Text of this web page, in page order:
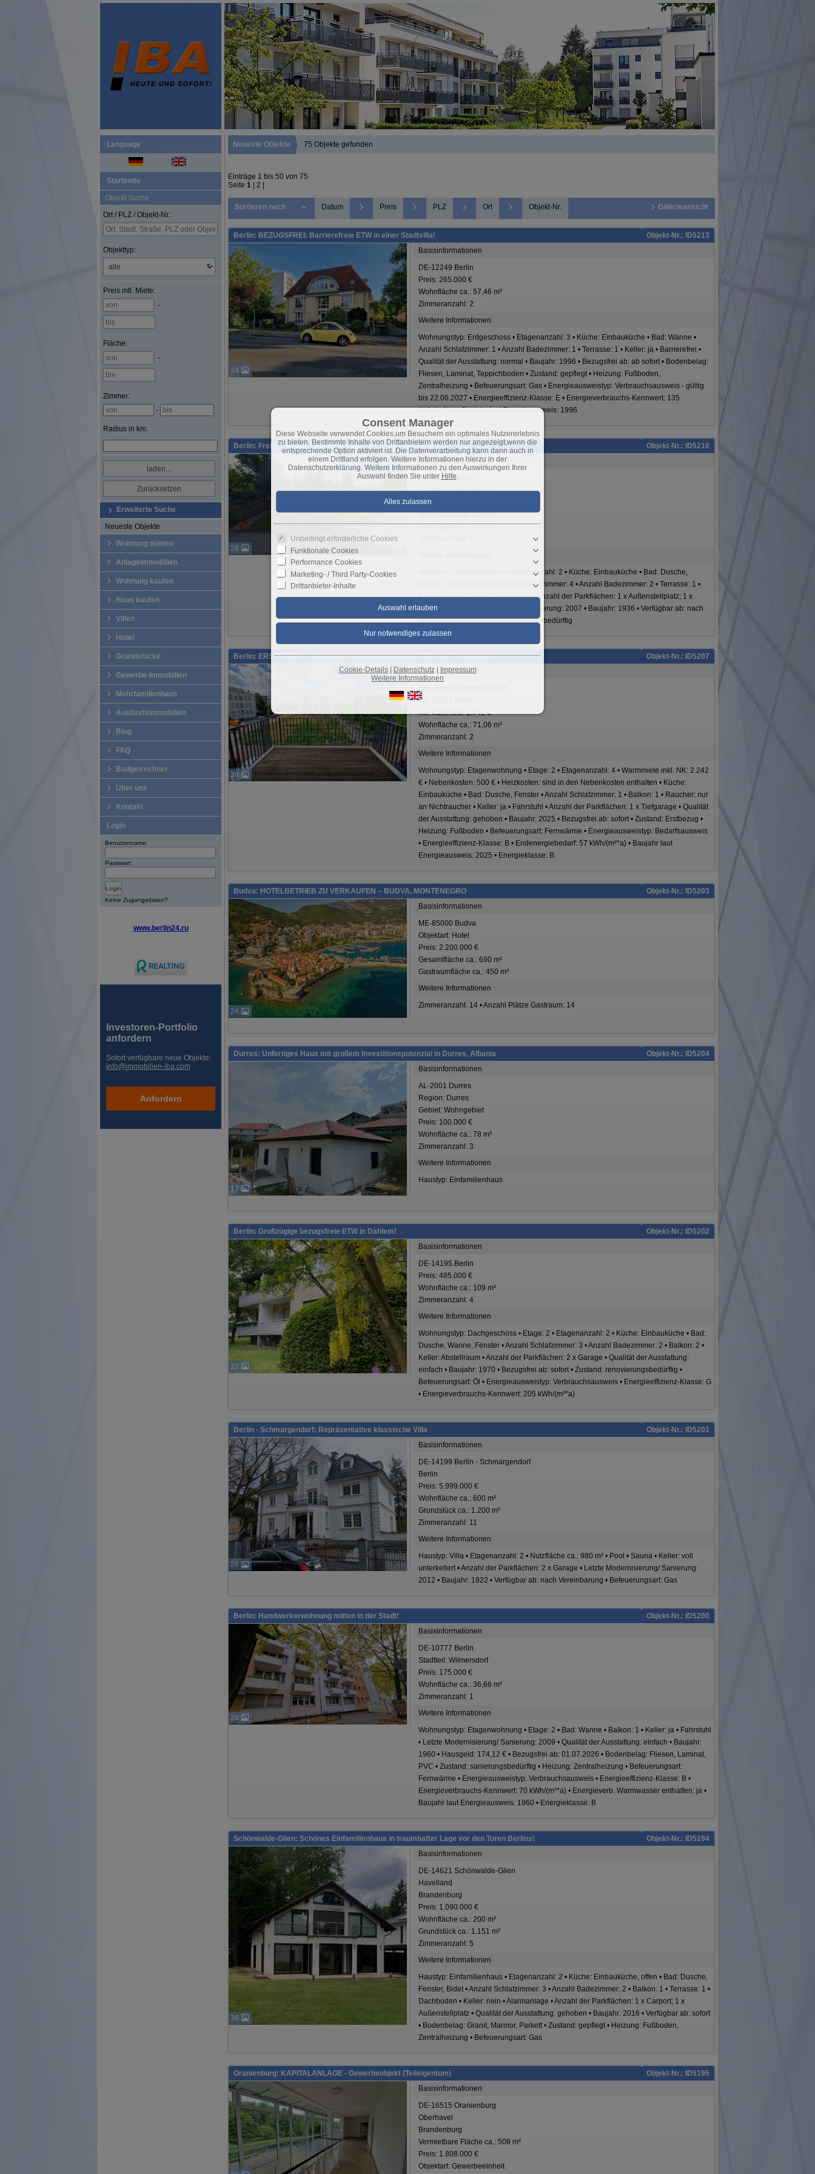
Language
Startseite
Objekt Suche
Ort / PLZ / Objekt-Nr.:
Objekttyp:
Preis mtl. Miete:
-
Fläche:
-
Zimmer:
-
Radius in km:
Erweiterte Suche
Neueste Objekte
Wohnung mieten
Anlageimmobilien
Wohnung kaufen
Haus kaufen
Villen
Hotel
Grundstücke
Gewerbe-Immobilien
Mehrfamilienhaus
Auslandsimmobilien
Blog
FAQ
Budgetrechner
Über uns
Kontakt
Login
Benutzername:
Passwort:
Keine Zugangsdaten?
www.berlin24.ru
Investoren-Portfolio
anfordern
Sofort verfügbare neue Objekte:
info@immobilien-iba.com
Anfordern
Neueste Objekte 75 Objekte gefunden
Einträge 1 bis 50 von 75
Seite 1 2
Sortieren nach Datum Preis PLZ Ort Objekt-Nr. Galerieansicht
Berlin: BEZUGSFREI: Barrierefreie ETW in einer Stadtvilla! Objekt-Nr.: ID5213
34
Basisinformationen
DE-12249 Berlin
Preis: 265.000 €
Wohnfläche ca.: 57,46 m²
Zimmeranzahl: 2
Weitere Informationen
Wohnungstyp: Erdgeschoss • Etagenanzahl: 3 • Küche: Einbauküche • Bad: Wanne •
Anzahl Schlafzimmer: 1 • Anzahl Badezimmer: 1 • Terrasse: 1 • Keller: ja • Barrierefrei •
Qualität der Ausstattung: normal • Baujahr: 1996 • Bezugsfrei ab: ab sofort • Bodenbelag:
Fliesen, Laminat, Teppichboden • Zustand: gepflegt • Heizung: Fußboden,
Zentralheizung • Befeuerungsart: Gas • Energieausweistyp: Verbrauchsausweis - gültig
bis 22.06.2027 • Energieeffizienz-Klasse: E • Energieverbrauchs-Kennwert: 135
kWh/(m²*a) • Baujahr laut Energieausweis: 1996
Berlin: Freistehendes Einfamilienhaus auf Eckgrundstück Objekt-Nr.: ID5210
28
Basisinformationen
DE-13435 Berlin
Stadtteil: Reinickendorf
Preis: 600.000 €
Wohnfläche ca.: 105 m²
Grundstück ca.: 675 m²
Haustyp: Einfamilienhaus • Etagenanzahl: 2 • Küche: Einbauküche • Bad: Dusche,
Wanne, Fenster, Bidet • Anzahl Schlafzimmer: 4 • Anzahl Badezimmer: 2 • Terrasse: 1 •
Kamin • Keller: nein • Alarmanlage • Anzahl der Parkflächen: 1 x Außenstellplatz; 1 x
Garage • Letzte Modernisierung/ Sanierung: 2007 • Baujahr: 1936 • Verfügbar ab: nach
Vereinbarung • Zustand: renovierungsbedürftig
Berlin: ERSTBEZUG - Attraktive Neubauwohnung mit EBK und TG-Stellplatz! Objekt-Nr.: ID5207
36
Basisinformationen
DE-14167 Berlin
mtl. Kaltmiete: 1.742 €
Wohnfläche ca.: 71,06 m²
Zimmeranzahl: 2
Weitere Informationen
Wohnungstyp: Etagenwohnung • Etage: 2 • Etagenanzahl: 4 • Warmmiete inkl. NK: 2.242
€ • Nebenkosten: 500 € • Heizkosten: sind in den Nebenkosten enthalten • Küche:
Einbauküche • Bad: Dusche, Fenster • Anzahl Schlafzimmer: 1 • Balkon: 1 • Raucher: nur
an Nichtraucher • Keller: ja • Fahrstuhl • Anzahl der Parkflächen: 1 x Tiefgarage • Qualität
der Ausstattung: gehoben • Baujahr: 2025 • Bezugsfrei ab: sofort • Zustand: Erstbezug •
Heizung: Fußboden • Befeuerungsart: Fernwärme • Energieausweistyp: Bedarfsausweis
• Energieeffizienz-Klasse: B • Endenergiebedarf: 57 kWh/(m²*a) • Baujahr laut
Energieausweis: 2025 • Energieklasse: B
Budva: HOTELBETRIEB ZU VERKAUFEN – BUDVA, MONTENEGRO Objekt-Nr.: ID5203
24
Basisinformationen
ME-85000 Budva
Objektart: Hotel
Preis: 2.200.000 €
Gesamtfläche ca.: 690 m²
Gastraumfläche ca.: 450 m²
Weitere Informationen
Zimmeranzahl: 14 • Anzahl Plätze Gastraum: 14
Durres: Unfertiges Haus mit großem Investitionspotenzial in Durres, Albania Objekt-Nr.: ID5204
12
Basisinformationen
AL-2001 Durres
Region: Durres
Gebiet: Wohngebiet
Preis: 100.000 €
Wohnfläche ca.: 78 m²
Zimmeranzahl: 3
Weitere Informationen
Haustyp: Einfamilienhaus
Berlin: Großzügige bezugsfreie ETW in Dahlem! Objekt-Nr.: ID5202
22
Basisinformationen
DE-14195 Berlin
Preis: 485.000 €
Wohnfläche ca.: 109 m²
Zimmeranzahl: 4
Weitere Informationen
Wohnungstyp: Dachgeschoss • Etage: 2 • Etagenanzahl: 2 • Küche: Einbauküche • Bad:
Dusche, Wanne, Fenster • Anzahl Schlafzimmer: 3 • Anzahl Badezimmer: 2 • Balkon: 2 •
Keller: Abstellraum • Anzahl der Parkflächen: 2 x Garage • Qualität der Ausstattung:
einfach • Baujahr: 1970 • Bezugsfrei ab: sofort • Zustand: renovierungsbedürftig •
Befeuerungsart: Öl • Energieausweistyp: Verbrauchsausweis • Energieeffizienz-Klasse: G
• Energieverbrauchs-Kennwert: 205 kWh/(m²*a)
Berlin - Schmargendorf: Repräsentative klassische Villa Objekt-Nr.: ID5201
28
Basisinformationen
DE-14199 Berlin - Schmargendorf
Berlin
Preis: 5.999.000 €
Wohnfläche ca.: 600 m²
Grundstück ca.: 1.200 m²
Zimmeranzahl: 11
Weitere Informationen
Haustyp: Villa • Etagenanzahl: 2 • Nutzfläche ca.: 980 m² • Pool • Sauna • Keller: voll
unterkellert • Anzahl der Parkflächen: 2 x Garage • Letzte Modernisierung/ Sanierung:
2012 • Baujahr: 1922 • Verfügbar ab: nach Vereinbarung • Befeuerungsart: Gas
Berlin: Handwerkerwohnung mitten in der Stadt! Objekt-Nr.: ID5200
28
Basisinformationen
DE-10777 Berlin
Stadtteil: Wilmersdorf
Preis: 175.000 €
Wohnfläche ca.: 36,66 m²
Zimmeranzahl: 1
Weitere Informationen
Wohnungstyp: Etagenwohnung • Etage: 2 • Bad: Wanne • Balkon: 1 • Keller: ja • Fahrstuhl
• Letzte Modernisierung/ Sanierung: 2009 • Qualität der Ausstattung: einfach • Baujahr:
1960 • Hausgeld: 174,12 € • Bezugsfrei ab: 01.07.2026 • Bodenbelag: Fliesen, Laminat,
PVC • Zustand: sanierungsbedürftig • Heizung: Zentralheizung • Befeuerungsart:
Fernwärme • Energieausweistyp: Verbrauchsausweis • Energieeffizienz-Klasse: B •
Energieverbrauchs-Kennwert: 70 kWh/(m²*a) • Energieverb. Warmwasser enthalten: ja •
Baujahr laut Energieausweis: 1960 • Energieklasse: B
Schönwalde-Glien: Schönes Einfamilienhaus in traumhafter Lage vor den Toren Berlins! Objekt-Nr.: ID5194
36
Basisinformationen
DE-14621 Schönwalde-Glien
Havelland
Brandenburg
Preis: 1.090.000 €
Wohnfläche ca.: 200 m²
Grundstück ca.: 1.151 m²
Zimmeranzahl: 5
Weitere Informationen
Haustyp: Einfamilienhaus • Etagenanzahl: 2 • Küche: Einbauküche, offen • Bad: Dusche,
Fenster, Bidet • Anzahl Schlafzimmer: 3 • Anzahl Badezimmer: 2 • Balkon: 1 • Terrasse: 1 •
Dachboden • Keller: nein • Alarmanlage • Anzahl der Parkflächen: 1 x Carport; 1 x
Außenstellplatz • Qualität der Ausstattung: gehoben • Baujahr: 2016 • Verfügbar ab: sofort
• Bodenbelag: Granit, Marmor, Parkett • Zustand: gepflegt • Heizung: Fußboden,
Zentralheizung • Befeuerungsart: Gas
Oranienburg: KAPITALANLAGE - Gewerbeobjekt (Teileigentum) Objekt-Nr.: ID5195
Basisinformationen
DE-16515 Oranienburg
Oberhavel
Brandenburg
Vermietbare Fläche ca.: 508 m²
Preis: 1.808.000 €
Objektart: Gewerbeeinheit
Consent Manager
Diese Webseite verwendet Cookies,um Besuchern ein optimales Nutzererlebnis
zu bieten. Bestimmte Inhalte von Drittanbietern werden nur angezeigt,wenn die
entsprechende Option aktiviert ist. Die Datenverarbeitung kann dann auch in
einem Drittland erfolgen. Weitere Informationen hierzu in der
Datenschutzerklärung. Weitere Informationen zu den Auswirkungen Ihrer
Auswahl finden Sie unter Hilfe.
Unbedingt erforderliche Cookies
Funktionale Cookies
Performance Cookies
Marketing- / Third Party-Cookies
Drittanbieter-Inhalte
Cookie-Details| Datenschutz|
Impressum
Weitere Informationen
HILFE
Es werden nur die technisch notwendigen Cookies zugelassen und
Drittanbieter-Inhalte.
Sie können Ihre Cookie-Einstellung jederzeit hier ändern:
Cookie-Details